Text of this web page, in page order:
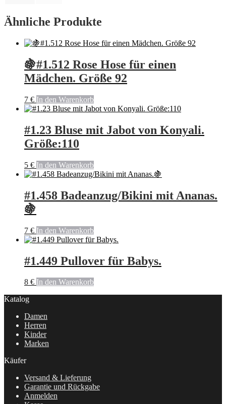
Ähnliche Produkte
🍇#1.512 Rose Hose für einen
Mädchen. Größe 92
7 € In den Warenkorb
#1.23 Bluse mit Jabot von Konyali.
Größe:110
5 € In den Warenkorb
#1.458 Badeanzug/Bikini mit Ananas.
🍇
7 € In den Warenkorb
#1.449 Pullover für Babys.
8 € In den Warenkorb
Katalog
Damen
Herren
Kinder
Marken
Käufer
Versand & Lieferung
Garantie und Rückgabe
Anmelden